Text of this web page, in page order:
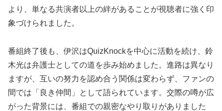
より、単なる共演者以上の絆があることが視聴者に強く印
象づけられました。
番組終了後も、伊沢はQuizKnockを中心に活動を続け、鈴
木光は弁護士としての道を歩み始めました。進路は異なり
ますが、互いの努力を認め合う関係は変わらず、ファンの
間では「良き仲間」として語られています。交際の噂が広
がった背景には、番組での親密なやり取りがありました